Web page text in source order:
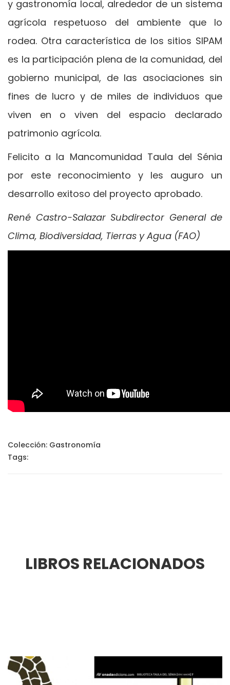
y gastronomía local, alrededor de un sistema
agrícola respetuoso del ambiente que lo
rodea. Otra característica de los sitios SIPAM
es la participación plena de la comunidad, del
gobierno municipal, de las asociaciones sin
fines de lucro y de miles de individuos que
viven en o viven del espacio declarado
patrimonio agrícola.
Felicito a la Mancomunidad Taula del Sénia
por este reconocimiento y les auguro un
desarrollo exitoso del proyecto aprobado.
René Castro-Salazar Subdirector General de
Clima, Biodiversidad, Tierras y Agua (FAO)
Colección: Gastronomía
Tags:
LIBROS RELACIONADOS